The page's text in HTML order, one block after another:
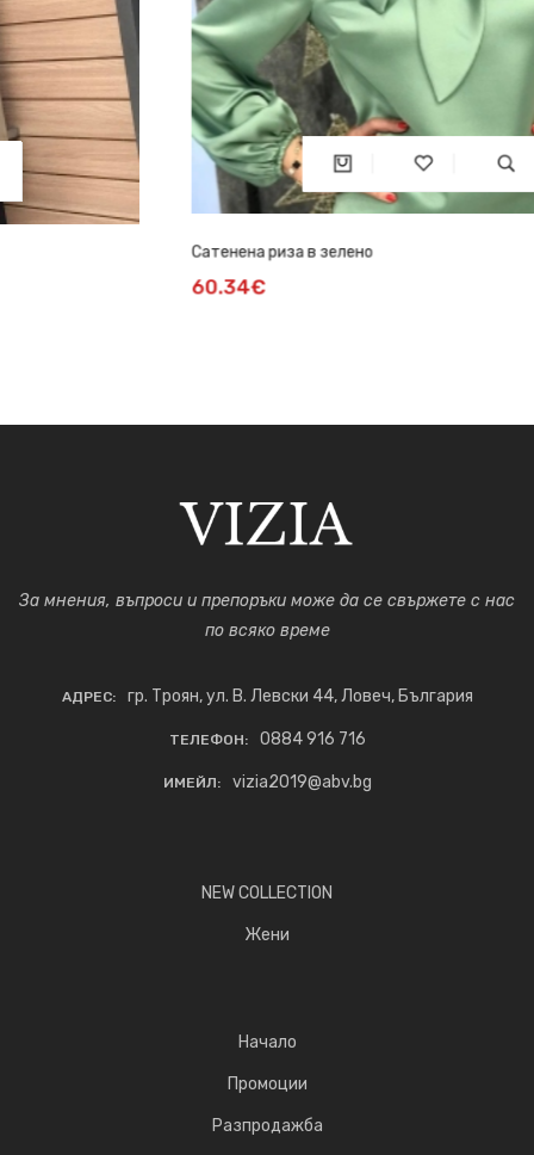
За мнения, въпроси и препоръки може да се свържете с нас
по всяко време
АДРЕС: гр. Троян, ул. В. Левски 44, Ловеч, България
ТЕЛЕФОН: 0884 916 716
ИМЕЙЛ: vizia2019@abv.bg
NEW COLLECTION
Жени
Начало
Промоции
Разпродажба